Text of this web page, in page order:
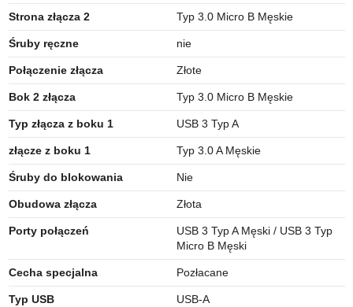
Strona złącza 2 Typ 3.0 Micro B Męskie
Śruby ręczne nie
Połączenie złącza Złote
Bok 2 złącza Typ 3.0 Micro B Męskie
Typ złącza z boku 1 USB 3 Typ A
złącze z boku 1 Typ 3.0 A Męskie
Śruby do blokowania Nie
Obudowa złącza Złota
Porty połączeń
USB 3 Typ A Męski / USB 3 Typ
Micro B Męski
Cecha specjalna Pozłacane
Typ USB
USB-A